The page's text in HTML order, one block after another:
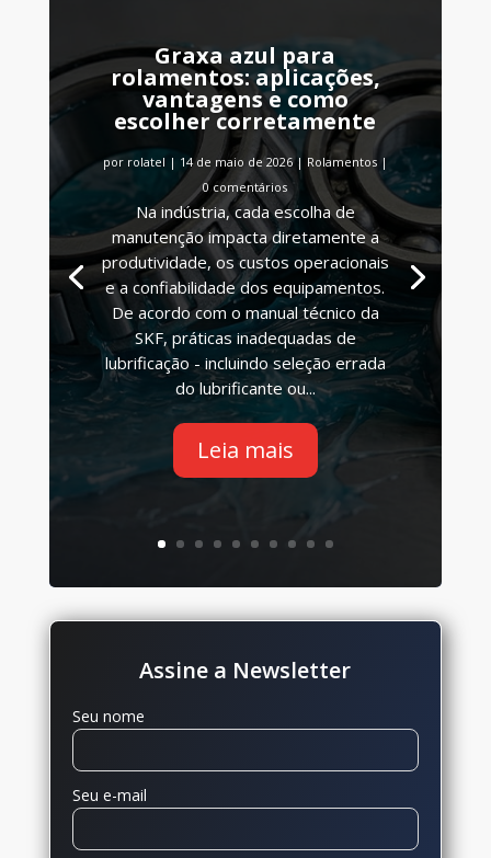
Graxa azul para
rolamentos: aplicações,
vantagens e como
escolher corretamente
por rolatel | 14 de maio de 2026| Rolamentos|
0 comentários
Na indústria, cada escolha de
manutenção impacta diretamente a
produtividade, os custos operacionais
e a confiabilidade dos equipamentos.
De acordo com o manual técnico da
SKF, práticas inadequadas de
lubrificação - incluindo seleção errada
do lubrificante ou...
Leia mais
Assine a Newsletter
Seu nome
Seu e-mail